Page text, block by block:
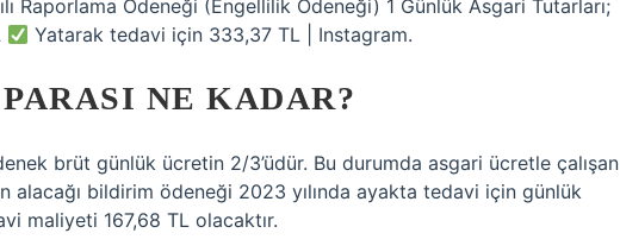
Raporlama Ödeneği (Engellilik Ödeneği) 1 Günlük Asgari Tutarları;
Yatarak tedavi için 333,37 TL | Instagram.
NE KADAR?
brüt günlük ücretin 2/3’üdür. Bu durumda asgari ücretle çalışan
bildirim ödeneği 2023 yılında ayakta tedavi için günlük
maliyeti 167,68 TL olacaktır.